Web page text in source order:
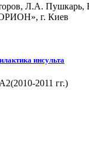
Л.А. Пушкарь,
г. Киев
инсульта
2011 гг.)